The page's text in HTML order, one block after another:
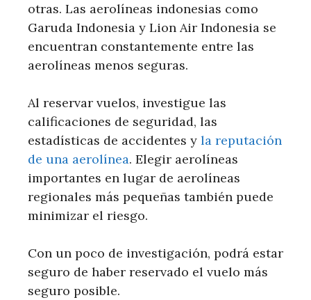
otras. Las aerolíneas indonesias como
Garuda Indonesia y Lion Air Indonesia se
encuentran constantemente entre las
aerolíneas menos seguras.
Al reservar vuelos, investigue las
calificaciones de seguridad, las
estadísticas de accidentes y la reputación
de una aerolínea. Elegir aerolíneas
importantes en lugar de aerolíneas
regionales más pequeñas también puede
minimizar el riesgo.
Con un poco de investigación, podrá estar
seguro de haber reservado el vuelo más
seguro posible.